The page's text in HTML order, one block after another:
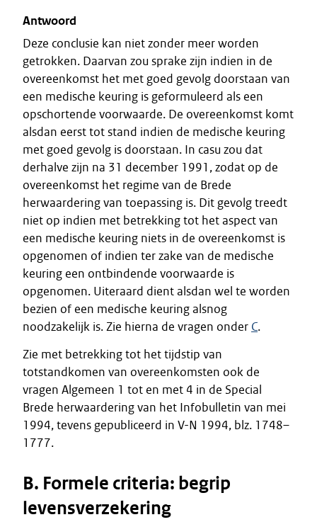
Antwoord
Deze conclusie kan niet zonder meer worden
getrokken. Daarvan zou sprake zijn indien in de
overeenkomst het met goed gevolg doorstaan van
een medische keuring is geformuleerd als een
opschortende voorwaarde. De overeenkomst komt
alsdan eerst tot stand indien de medische keuring
met goed gevolg is doorstaan. In casu zou dat
derhalve zijn na 31 december 1991, zodat op de
overeenkomst het regime van de Brede
herwaardering van toepassing is. Dit gevolg treedt
niet op indien met betrekking tot het aspect van
een medische keuring niets in de overeenkomst is
opgenomen of indien ter zake van de medische
keuring een ontbindende voorwaarde is
opgenomen. Uiteraard dient alsdan wel te worden
bezien of een medische keuring alsnog
noodzakelijk is. Zie hierna de vragen onder C.
Zie met betrekking tot het tijdstip van
totstandkomen van overeenkomsten ook de
vragen Algemeen 1 tot en met 4 in de Special
Brede herwaardering van het Infobulletin van mei
1994, tevens gepubliceerd in V-N 1994, blz. 1748–
1777.
B. Formele criteria: begrip
levensverzekering